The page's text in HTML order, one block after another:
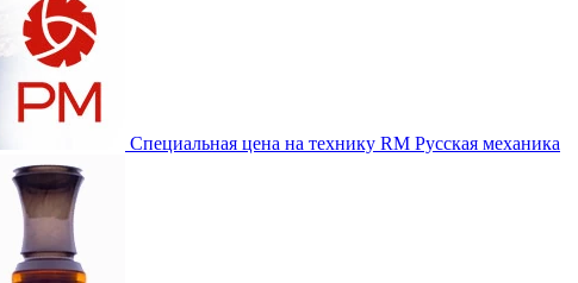
Специальная цена на технику RM Русская механика